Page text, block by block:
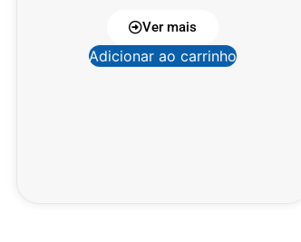
Ver mais
Adicionar ao carrinho